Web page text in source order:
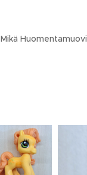
Mikä Huomentamuovi